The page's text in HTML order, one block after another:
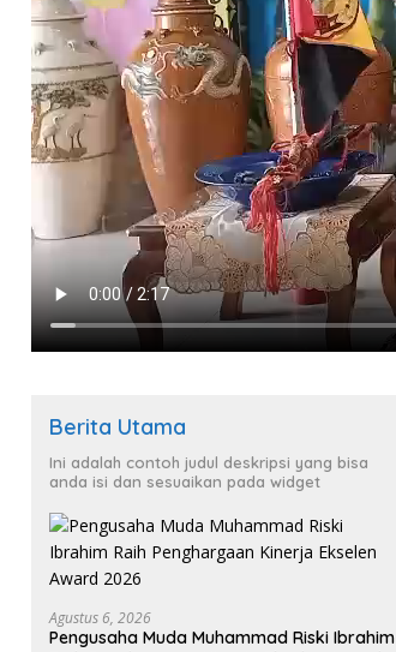
Berita Utama
Ini adalah contoh judul deskripsi yang bisa
anda isi dan sesuaikan pada widget
Agustus 6, 2026
Pengusaha Muda Muhammad Riski Ibrahim